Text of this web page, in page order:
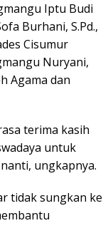
Iptu Budi
Burhani, S.Pd.,
Cisumur
Nuryani,
Agama dan
terima kasih
untuk
ungkapnya.
tidak sungkan ke